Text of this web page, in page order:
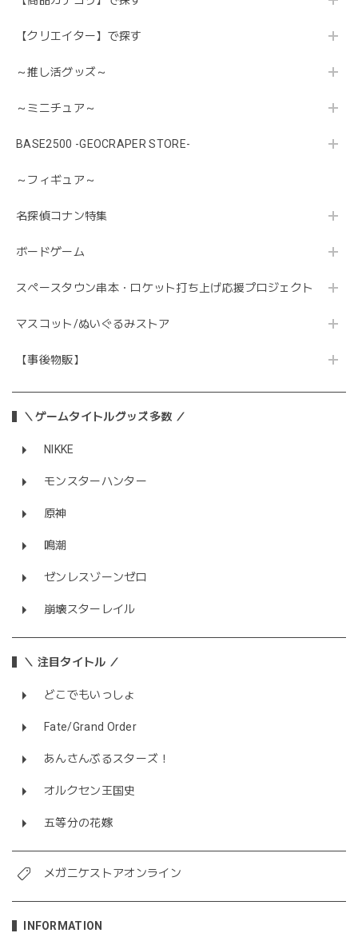
【クリエイター】で探す
～推し活グッズ～
～ミニチュア～
BASE2500 -GEOCRAPER STORE-
～フィギュア～
名探偵コナン特集
ボードゲーム
スペースタウン串本・ロケット打ち上げ応援プロジェクト
マスコット/ぬいぐるみストア
【事後物販】
＼ゲームタイトルグッズ多数 ／
NIKKE
モンスターハンター
原神
鳴潮
ゼンレスゾーンゼロ
崩壊スターレイル
＼ 注目タイトル ／
どこでもいっしょ
Fate/Grand Order
あんさんぶるスターズ！
オルクセン王国史
五等分の花嫁
メガニケストアオンライン
INFORMATION